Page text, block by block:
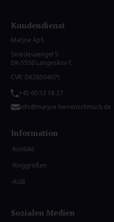
Kundendienst
Marjoe ApS
Smedevaenget 5
DK-5550 Langeskov C
CVR: DK28504071
+45 60 53 18 27
info@marjoe-herrenschmuck.de
Information
Kontakt
Ringgrößen
AGB
Sozialen Medien